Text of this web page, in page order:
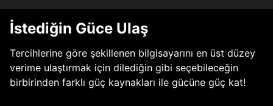
İstediğin Güce Ulaş
Tercihlerine göre şekillenen bilgisayarını en üst düzey
verime ulaştırmak için dilediğin gibi seçebileceğin
birbirinden farklı güç kaynakları ile gücüne güç kat!